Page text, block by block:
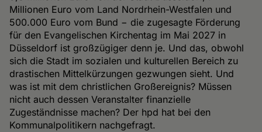
Millionen Euro vom Land Nordrhein-Westfalen und
500.000 Euro vom Bund − die zugesagte Förderung
für den Evangelischen Kirchentag im Mai 2027 in
Düsseldorf ist großzügiger denn je. Und das, obwohl
sich die Stadt im sozialen und kulturellen Bereich zu
drastischen Mittelkürzungen gezwungen sieht. Und
was ist mit dem christlichen Großereignis? Müssen
nicht auch dessen Veranstalter finanzielle
Zugeständnisse machen? Der hpd hat bei den
Kommunalpolitikern nachgefragt.